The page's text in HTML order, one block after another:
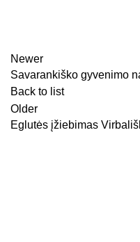
Newer
Savarankiško gyvenimo
Back to list
Older
Eglutės įžiebimas